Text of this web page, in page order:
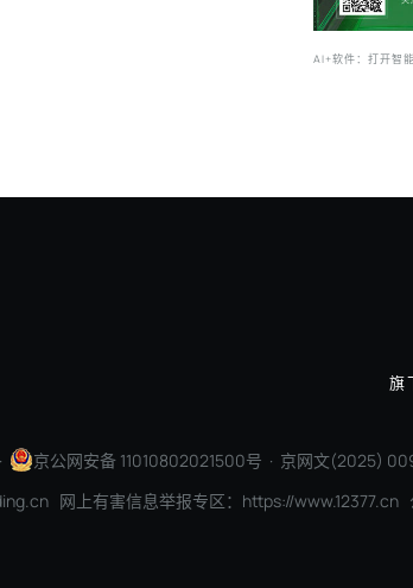
AI+软件：打开智
旗
京公网安备 11010802021500号 · 京网文(2025)
网上有害信息举报专区： https://www.12377.cn